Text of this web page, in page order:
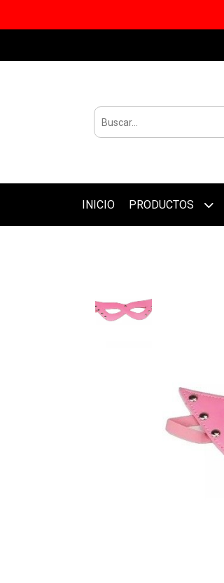
INICIO PRODUCTOS